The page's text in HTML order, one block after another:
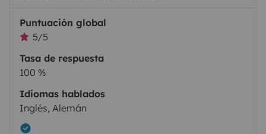
Puntuación global
5/5
Tasa de respuesta
100 %
Idiomas hablados
Inglés, Alemán